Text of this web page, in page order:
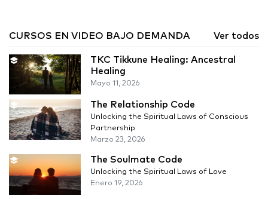
CURSOS EN VIDEO BAJO DEMANDA Ver todos
TKC Tikkune Healing: Ancestral
Healing
Mayo 11, 2026
The Relationship Code
Unlocking the Spiritual Laws of Conscious
Partnership
Marzo 23, 2026
The Soulmate Code
Unlocking the Spiritual Laws of Love
Enero 19, 2026